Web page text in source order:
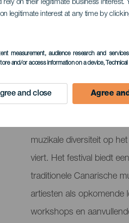
on their legitimate business interest.
legitimate interest at any time by
measurement, audience research and
and/or access information on a device,
and close Agree
EVENEMENT UIT HET
3 to 4 July
Localidad
El Cotillo
del
evento
Het Fuerteventura en
muzikale diversiteit op
viert. Het festival biedt
traditionele Canarische
artiesten als opkomende
workshops en